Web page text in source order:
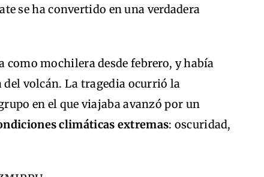
se ha convertido en una verdadera
como mochilera desde febrero, y había
volcán. La tragedia ocurrió la
en el que viajaba avanzó por un
climáticas extremas: oscuridad,